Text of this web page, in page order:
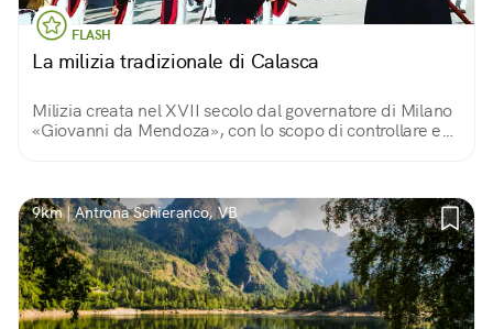
FLASH
La milizia tradizionale di Calasca
Milizia creata nel XVII secolo dal governatore di Milano
«Giovanni da Mendoza», con lo scopo di controllare e
9km | Antrona Schieranco, VB